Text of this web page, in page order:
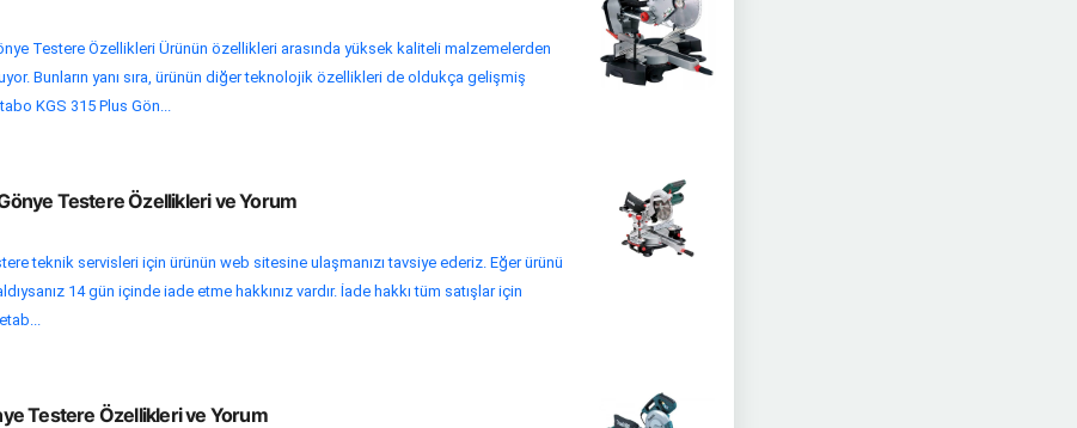
Testere Özellikleri Ürünün özellikleri arasında yüksek kaliteli malzemelerden
Bunların yanı sıra, ürünün diğer teknolojik özellikleri de oldukça gelişmiş
KGS 315 Plus Gön...
Testere Özellikleri ve Yorum
teknik servisleri için ürünün web sitesine ulaşmanızı tavsiye ederiz. Eğer ürünü
14 gün içinde iade etme hakkınız vardır. İade hakkı tüm satışlar için
Testere Özellikleri ve Yorum